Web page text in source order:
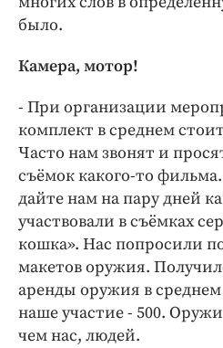
было.
Камера, мотор!
- При организации
комплект в среднем
Часто нам звонят и
съёмок какого-то
дайте нам на пару дней
участвовали в съёмках
кошка». Нас попросили
макетов оружия.
аренды оружия в среднем
наше участие - 500.
чем нас, людей.